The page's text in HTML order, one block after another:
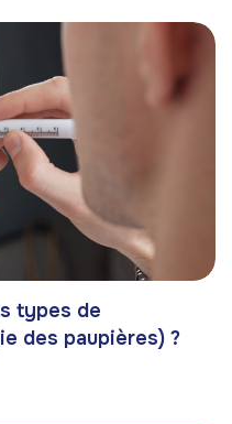
types de
des paupières) ?